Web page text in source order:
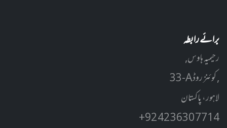
برائے رابطہ
رحیمیہ ہاوس,
33-A کوئنز روڈ ,
لاہور، پاکستان
+92 42 3630 7714